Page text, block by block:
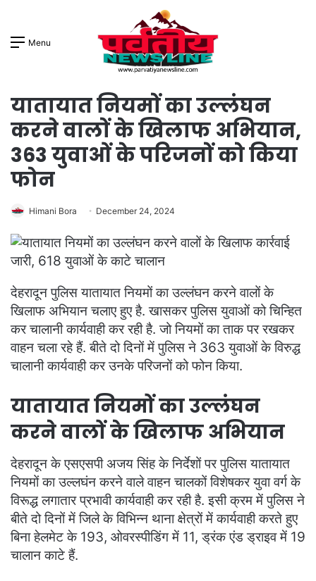
Menu
यातायात नियमों का उल्लंघन
करने वालों के खिलाफ अभियान,
363 युवाओं के परिजनों को किया
फोन
Himani Bora December 24, 2024
देहरादून पुलिस यातायात नियमों का उल्लंघन करने वालों के
खिलाफ अभियान चलाए हुए है. खासकर पुलिस युवाओं को चिन्हित
कर चालानी कार्यवाही कर रही है. जो नियमों का ताक पर रखकर
वाहन चला रहे हैं. बीते दो दिनों में पुलिस ने 363 युवाओं के विरुद्ध
चालानी कार्यवाही कर उनके परिजनों को फोन किया.
यातायात नियमों का उल्लंघन
करने वालों के खिलाफ अभियान
देहरादून के एसएसपी अजय सिंह के निर्देशों पर पुलिस यातायात
नियमों का उल्लघंन करने वाले वाहन चालकों विशेषकर युवा वर्ग के
विरूद्ध लगातार प्रभावी कार्यवाही कर रही है. इसी क्रम में पुलिस ने
बीते दो दिनों में जिले के विभिन्न थाना क्षेत्रों में कार्यवाही करते हुए
बिना हेलमेट के 193, ओवरस्पीडिंग में 11, ड्रंक एंड ड्राइव में 19
चालान काटे हैं.